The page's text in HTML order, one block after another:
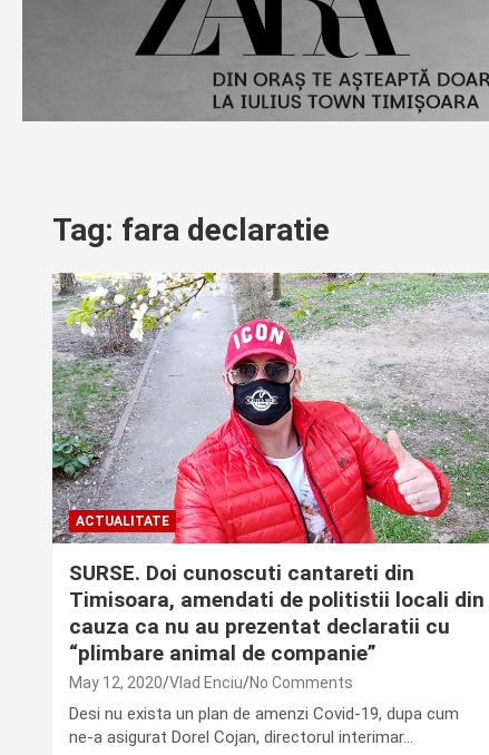
Tag: fara declaratie
ACTUALITATE
SURSE. Doi cunoscuti cantareti din
Timisoara, amendati de politistii locali din
cauza ca nu au prezentat declaratii cu
“plimbare animal de companie”
May 12, 2020 Vlad Enciu No Comments
Desi nu exista un plan de amenzi Covid-19, dupa cum
ne-a asigurat Dorel Cojan, directorul interimar…